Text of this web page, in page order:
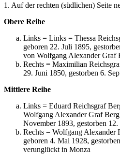
1. Auf der rechten (südlichen) Seite
Obere Reihe
Links = Links = Thessa
geboren 22. Juli 1895,
von Wolfgang Alexander Graf
Rechts = Maximilian
29. Juni 1850, gestorben 6.
Mittlere Reihe
Links = Eduard Reichsgraf
Wolfgang Alexander Graf
November 1893, gestorben 12.
Rechts = Wolfgang Alexander
geboren 4. Mai 1928,
verunglückt in Monza